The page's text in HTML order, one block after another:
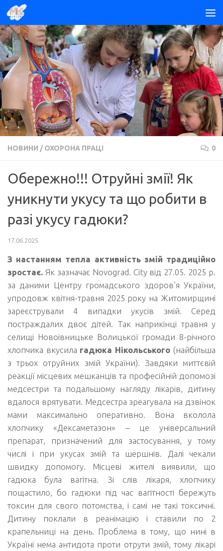
Skip to content
НОВИНИ / ОХОРОНА ПРАЦІ 0
Обережно!!! Отруйні змії! Як
уникнути укусу та що робити в
разі укусу гадюки?
17.06.2025
З настанням тепла активність змій традиційно
зростає. Як зазначає Novograd. City від 27.05. 2025 р.
за даними Центру громадського здоров’я України,
упродовж квітня-травня 2025 року на Житомирщині
зареєстрували 4 випадки укусів змій. Серед
постраждалих двоє дітей. Так наприкінці травня у
селищі Новоівницьке Волицької громади 8-річного
хлопчика вкусила гадюка Нікольського(найбільша
з трьох отруйних змій України). Завдяки миттєвій
реакції місцевих мешканців та професійній допомозі
медсестри та подальшому нагляду лікарів, дитину
вдалося врятувати. Медсестра зреагувала на дзвінок
мами максимально оперативно. Вона вколола
хлопчику «Дексаметазон» – це універсальний
препарат, призначений для застосування, у тому
числі і при укусах змій та шершнів. Далі чекали
швидку допомогу. Місцеві жителі виявили, що
гадюка була вагітна. Зі слів лікаря, хлопчику
пощастило, бо гадюки під час вагітності бережуть
токсин для свого потомства, і самі не такі токсичні.
Дитину поклали в реанімацію і ставили по 2
крапельниці на день. Проблема в тому, що нині в
Україні нема антидота проти отрути змій, тому лікарі